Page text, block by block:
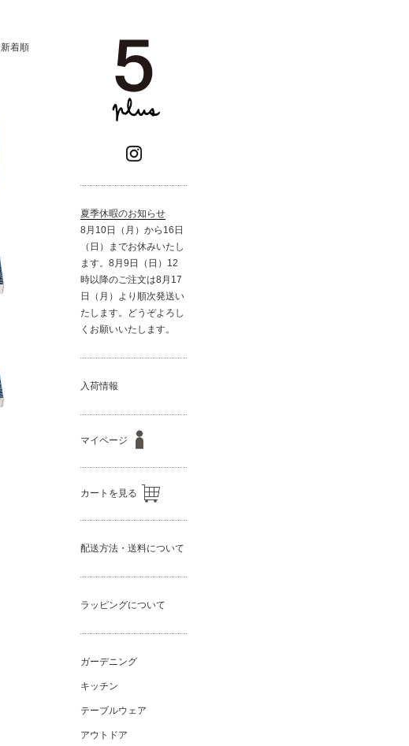
新着順
夏季休暇のお知らせ
8月10日（月）から16日
（日）までお休みいたし
ます。8月9日（日）12
時以降のご注文は8月17
日（月）より順次発送い
たします。どうぞよろし
くお願いいたします。
入荷情報
マイページ
カートを見る
配送方法・送料について
ラッピングについて
ガーデニング
キッチン
テーブルウェア
アウトドア